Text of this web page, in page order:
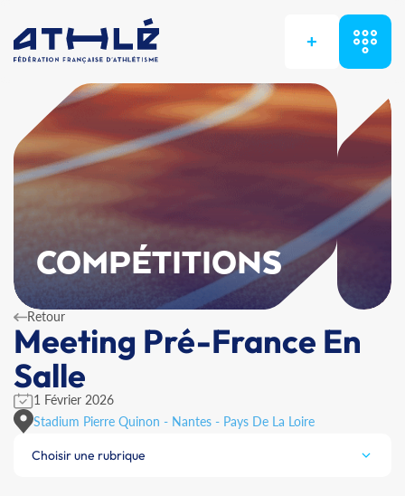
+
COMPÉTITIONS
Retour
Meeting Pré-France En
Salle
1 Février 2026
Stadium Pierre Quinon - Nantes - Pays De La Loire
Choisir une rubrique